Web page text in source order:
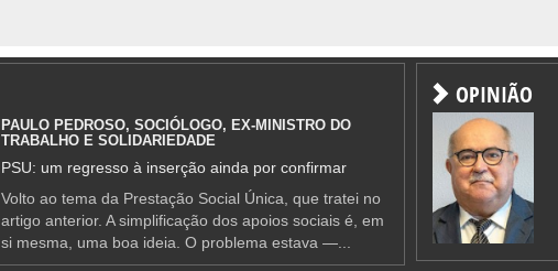
PAULO PEDROSO, SOCIÓLOGO, EX-MINISTRO DO
TRABALHO E SOLIDARIEDADE
PSU: um regresso à inserção ainda por confirmar
Volto ao tema da Prestação Social Única, que tratei no
artigo anterior. A simplificação dos apoios sociais é, em
si mesma, uma boa ideia. O problema estava —...
OPINIÃO